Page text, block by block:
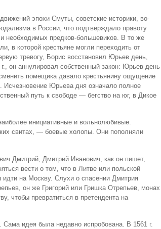
эпохи Смуты, советские историки, во-
в России, что подтверждало правоту
необходимых предков-большевиков. В то же
в которой крестьяне могли переходить от
тревогу, Борис восстановил Юрьев день,
он аннулировал собственный закон: Юрьев день
помещика давало крестьянину ощущение
Юрьева дня означало полное
путь к свободе — бегство на юг, в Дикое
инициативные и вольнолюбивые.
свитах, — боевые холопы. Они пополняли
Дмитрий, Дмитрий Иванович, как он пишет,
вести о том, что в Литве или польской
идти на Москву. Слухи о спасении Дмитрия
он же Григорий или Гришка Отрепьев, монах
чтобы превратиться в претендента на
идея была недавно испробована. В 1561 г.